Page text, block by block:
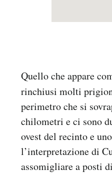
Quello che appare
rinchiusi molti
perimetro che si
chilometri e ci sono
ovest del recinto e
l’interpretazione di
assomigliare a posti